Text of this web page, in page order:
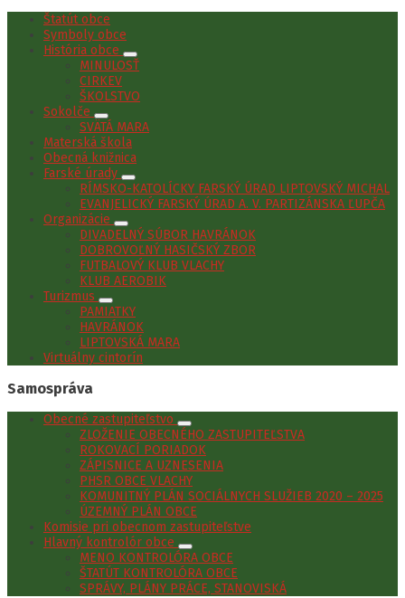
Štatút obce
Symboly obce
História obce
MINULOSŤ
CIRKEV
ŠKOLSTVO
Sokolče
SVÄTÁ MARA
Materská škola
Obecná knižnica
Farské úrady
RÍMSKO-KATOLÍCKY FARSKÝ ÚRAD LIPTOVSKÝ MICHAL
EVANJELICKÝ FARSKÝ ÚRAD A. V. PARTIZÁNSKA ĽUPČA
Organizácie
DIVADELNÝ SÚBOR HAVRÁNOK
DOBROVOĽNÝ HASIČSKÝ ZBOR
FUTBALOVÝ KLUB VLACHY
KLUB AEROBIK
Turizmus
PAMIATKY
HAVRÁNOK
LIPTOVSKÁ MARA
Virtuálny cintorín
Samospráva
Obecné zastupiteľstvo
ZLOŽENIE OBECNÉHO ZASTUPITEĽSTVA
ROKOVACÍ PORIADOK
ZÁPISNICE A UZNESENIA
PHSR OBCE VLACHY
KOMUNITNÝ PLÁN SOCIÁLNYCH SLUŽIEB 2020 – 2025
ÚZEMNÝ PLÁN OBCE
Komisie pri obecnom zastupiteľstve
Hlavný kontrolór obce
MENO KONTROLÓRA OBCE
ŠTATÚT KONTROLÓRA OBCE
SPRÁVY, PLÁNY PRÁCE, STANOVISKÁ